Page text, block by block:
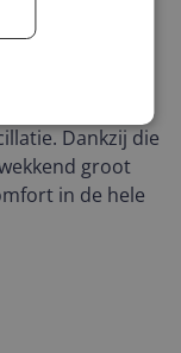
op je tafel,
mooi van
DC-
zijn
Dankzij die
groot
in de hele